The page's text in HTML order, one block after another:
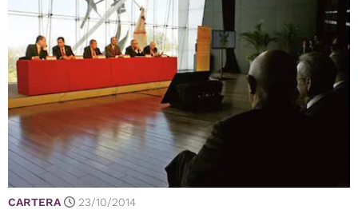
CARTERA 23/10/2014